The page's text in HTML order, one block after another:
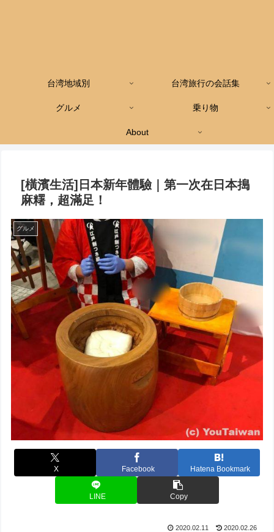
台湾地域別 台湾旅行の会話集
グルメ 乗り物
About
[橫濱生活]日本新年體驗｜第一次在日本搗
麻糬，超滿足！
グルメ
X Facebook Hatena Bookmark
LINE Copy
2020.02.11 2020.02.26